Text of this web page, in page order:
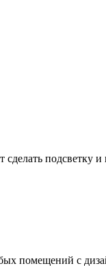
подсветку
помещений с